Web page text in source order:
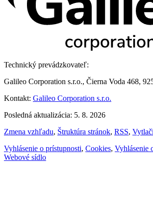
Technický prevádzkovateľ:
Galileo Corporation s.r.o., Čierna Voda 468,
Kontakt: Galileo Corporation s.r.o.
Posledná aktualizácia: 5. 8. 2026
Zmena vzhľadu, Štruktúra stránok, RSS,
Vyhlásenie o prístupnosti, Cookies, Vyhlásenie
Webové sídlo